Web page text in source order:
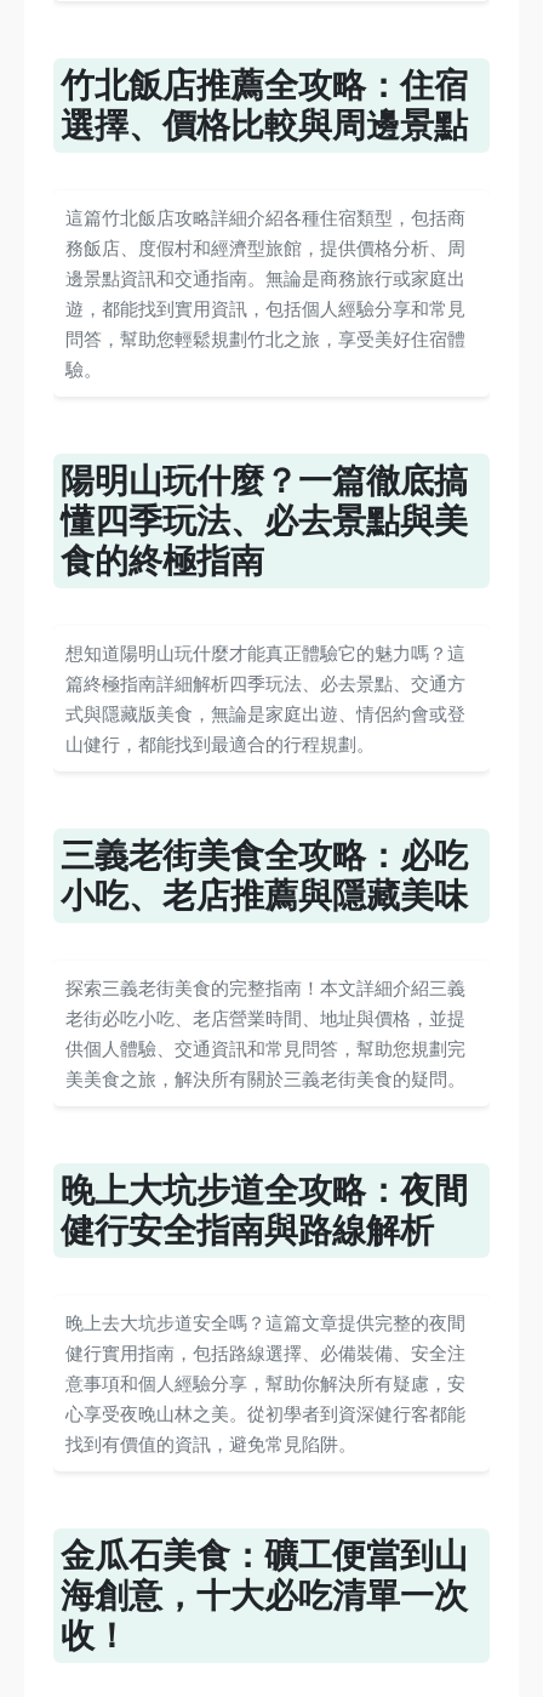
竹北飯店推薦全攻略：住宿
選擇、價格比較與周邊景點
這篇竹北飯店攻略詳細介紹各種住宿類型，包括商
務飯店、度假村和經濟型旅館，提供價格分析、周
邊景點資訊和交通指南。無論是商務旅行或家庭出
遊，都能找到實用資訊，包括個人經驗分享和常見
問答，幫助您輕鬆規劃竹北之旅，享受美好住宿體
驗。
陽明山玩什麼？一篇徹底搞
懂四季玩法、必去景點與美
食的終極指南
想知道陽明山玩什麼才能真正體驗它的魅力嗎？這
篇終極指南詳細解析四季玩法、必去景點、交通方
式與隱藏版美食，無論是家庭出遊、情侶約會或登
山健行，都能找到最適合的行程規劃。
三義老街美食全攻略：必吃
小吃、老店推薦與隱藏美味
探索三義老街美食的完整指南！本文詳細介紹三義
老街必吃小吃、老店營業時間、地址與價格，並提
供個人體驗、交通資訊和常見問答，幫助您規劃完
美美食之旅，解決所有關於三義老街美食的疑問。
晚上大坑步道全攻略：夜間
健行安全指南與路線解析
晚上去大坑步道安全嗎？這篇文章提供完整的夜間
健行實用指南，包括路線選擇、必備裝備、安全注
意事項和個人經驗分享，幫助你解決所有疑慮，安
心享受夜晚山林之美。從初學者到資深健行客都能
找到有價值的資訊，避免常見陷阱。
金瓜石美食：礦工便當到山
海創意，十大必吃清單一次
收！